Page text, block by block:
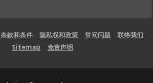
条款和条件 隐私权和政策 常问问题
联络我们
Sitemap
免责声明